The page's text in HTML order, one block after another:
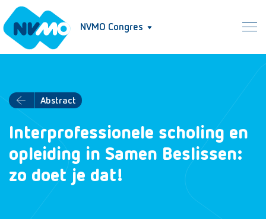
NVMO Congres
Abstract
Interprofessionele scholing en
opleiding in Samen Beslissen:
zo doet je dat!